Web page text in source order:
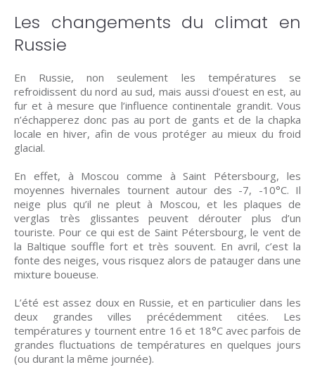
Les changements du climat en
Russie
En Russie, non seulement les températures se
refroidissent du nord au sud, mais aussi d’ouest en est, au
fur et à mesure que l’influence continentale grandit. Vous
n’échapperez donc pas au port de gants et de la chapka
locale en hiver, afin de vous protéger au mieux du froid
glacial.
En effet, à Moscou comme à Saint Pétersbourg, les
moyennes hivernales tournent autour des -7, -10°C. Il
neige plus qu’il ne pleut à Moscou, et les plaques de
verglas très glissantes peuvent dérouter plus d’un
touriste. Pour ce qui est de Saint Pétersbourg, le vent de
la Baltique souffle fort et très souvent. En avril, c’est la
fonte des neiges, vous risquez alors de patauger dans une
mixture boueuse.
L’été est assez doux en Russie, et en particulier dans les
deux grandes villes précédemment citées. Les
températures y tournent entre 16 et 18°C avec parfois de
grandes fluctuations de températures en quelques jours
(ou durant la même journée).